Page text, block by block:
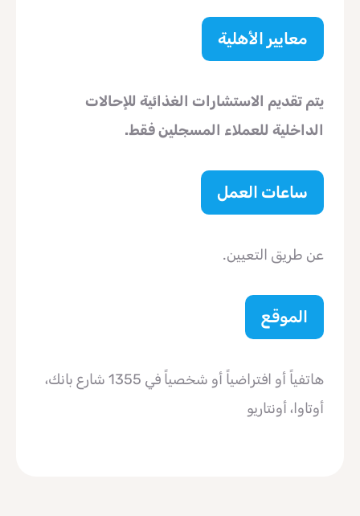
معايير الأهلية
يتم تقديم الاستشارات الغذائية للإحالات
الداخلية للعملاء المسجلين فقط.
ساعات العمل
عن طريق التعيين.
الموقع
هاتفياً أو افتراضياً أو شخصياً في 1355 شارع بانك،
أوتاوا، أونتاريو